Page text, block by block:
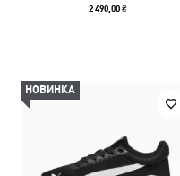
2 490,00 ₴
НОВИНКА